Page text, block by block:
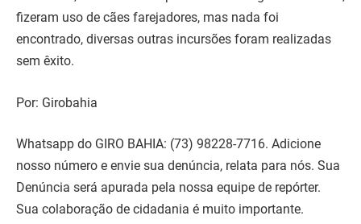
fizeram uso de cães farejadores, mas nada foi
encontrado, diversas outras incursões foram realizadas
sem êxito.
Por: Girobahia
Whatsapp do GIRO BAHIA: (73) 98228-7716. Adicione
nosso número e envie sua denúncia, relata para nós. Sua
Denúncia será apurada pela nossa equipe de repórter.
Sua colaboração de cidadania é muito importante.